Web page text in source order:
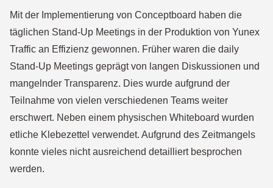
Mit der Implementierung von Conceptboard haben die
täglichen Stand-Up Meetings in der Produktion von Yunex
Traffic an Effizienz gewonnen. Früher waren die daily
Stand-Up Meetings geprägt von langen Diskussionen und
mangelnder Transparenz. Dies wurde aufgrund der
Teilnahme von vielen verschiedenen Teams weiter
erschwert. Neben einem physischen Whiteboard wurden
etliche Klebezettel verwendet. Aufgrund des Zeitmangels
konnte vieles nicht ausreichend detailliert besprochen
werden.